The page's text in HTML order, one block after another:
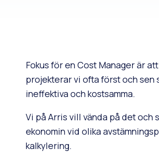
Fokus för en Cost Manager är
projekterar vi ofta först och sen
ineffektiva och kostsamma.
Vi på Arris vill vända på det och
ekonomin vid olika
kalkylering.